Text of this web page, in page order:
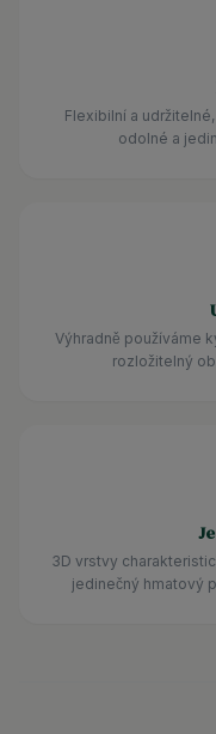
Flexibilní a
odolné a
Výhradně používáme
rozložitelný
3D vrstvy
jedinečný hmatový